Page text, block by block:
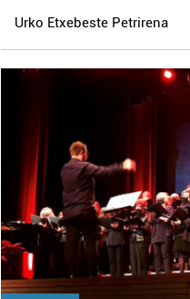
Urko Etxebeste Petrirena